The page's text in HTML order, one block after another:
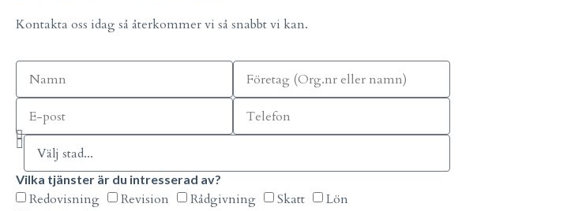
Kontakta oss idag så återkommer vi så snabbt vi kan.
Vilka tjänster är du intresserad av?
Redovisning Revision Rådgivning Skatt
Lön